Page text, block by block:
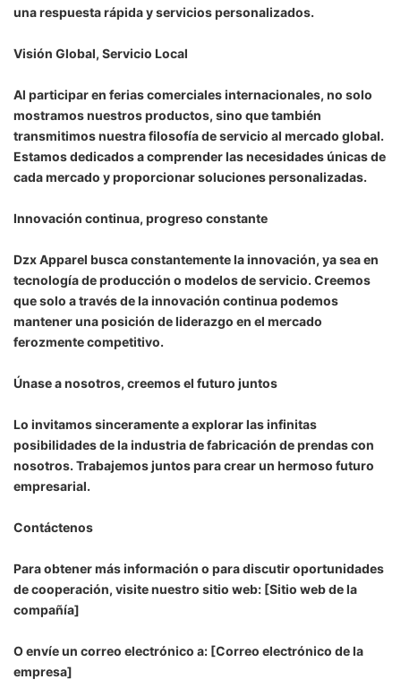
una respuesta rápida y servicios personalizados.
Visión Global, Servicio Local
Al participar en ferias comerciales internacionales, no solo
mostramos nuestros productos, sino que también
transmitimos nuestra filosofía de servicio al mercado global.
Estamos dedicados a comprender las necesidades únicas de
cada mercado y proporcionar soluciones personalizadas.
Innovación continua, progreso constante
Dzx Apparel busca constantemente la innovación, ya sea en
tecnología de producción o modelos de servicio. Creemos
que solo a través de la innovación continua podemos
mantener una posición de liderazgo en el mercado
ferozmente competitivo.
Únase a nosotros, creemos el futuro juntos
Lo invitamos sinceramente a explorar las infinitas
posibilidades de la industria de fabricación de prendas con
nosotros. Trabajemos juntos para crear un hermoso futuro
empresarial.
Contáctenos
Para obtener más información o para discutir oportunidades
de cooperación, visite nuestro sitio web: [Sitio web de la
compañía]
O envíe un correo electrónico a: [Correo electrónico de la
empresa]